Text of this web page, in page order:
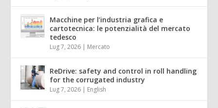
Macchine per l’industria grafica e
cartotecnica: le potenzialità del mercato
tedesco
Lug 7, 2026 | Mercato
ReDrive: safety and control in roll handling
for the corrugated industry
Lug 7, 2026 | English